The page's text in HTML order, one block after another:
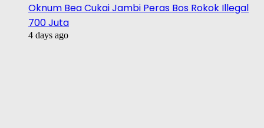
Oknum Bea Cukai Jambi Peras Bos Rokok Illegal
700 Juta
4 days ago